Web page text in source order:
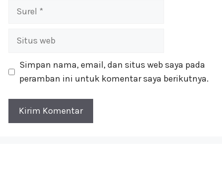
Surel
Situs
Simpan nama, email, dan situs web saya pada
peramban ini untuk komentar saya berikutnya.